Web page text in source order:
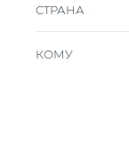
СТРАНА
КОМУ